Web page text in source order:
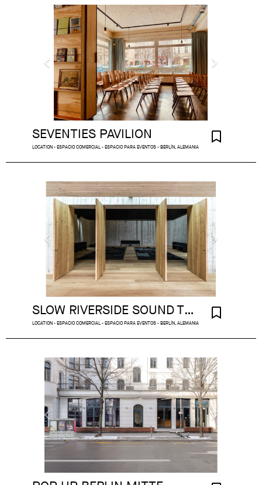
SEVENTIES PAVILION
LOCATION - ESPACIO COMERCIAL - ESPACIO PARA EVENTOS - BERLÍN, ALEMANIA
SLOW RIVERSIDE SOUND TEMPLE
LOCATION - ESPACIO COMERCIAL - ESPACIO PARA EVENTOS - BERLÍN, ALEMANIA